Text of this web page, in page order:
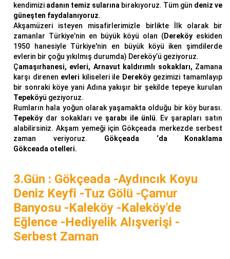
kendimizi adanın temiz sularına bırakıyoruz. Tüm gün deniz ve
güneşten faydalanıyoruz.
Akşamüzeri isteyen misafirlerimizle birlikte İlk olarak bir
zamanlar Türkiye’nin en büyük köyü olan (Dereköy eskiden
1950 hanesiyle Türkiye'nin en büyük köyü iken şimdilerde
evlerin bir çoğu yıkılmış durumda) Dereköy’ü geziyoruz.
Çamaşırhanesi, evleri, Arnavut kaldırımlı sokakları, Zamana
karşı direnen evleri kiliseleri ile Dereköygezimizi tamamlayıp
bir sonraki köye yani Adına yakışır bir şekilde tepeye kurulan
Tepeköyü geziyoruz.
Rumların hala yoğun olarak yaşamakta olduğu bir köy burası.
Tepeköy dar sokakları ve şarabı ile ünlü. Ev şarapları satın
alabilirsiniz. Akşam yemeği için Gökçeada merkezde serbest
zaman veriyoruz. Gökçeada ‘da
Konaklama
Gökceada otelleri.
3.Gün : Gökçeada -Aydıncık Koyu
Deniz Keyfi -Tuz Gölü -Çamur
Banyosu -Kaleköy -Kaleköy'de
Eğlence -Hediyelik Alışverişi -
Serbest Zaman